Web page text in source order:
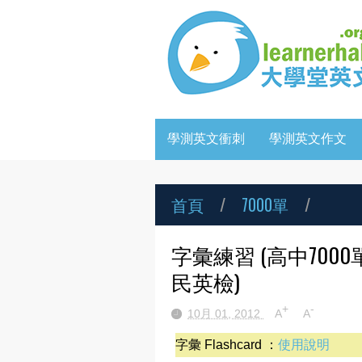
學測英文衝刺 學測英文作文
首頁 / 7000單 /
字彙練習 (高中
民英檢)
10月 01, 2012 A+ A-
字彙 Flashcard ： 使用說明